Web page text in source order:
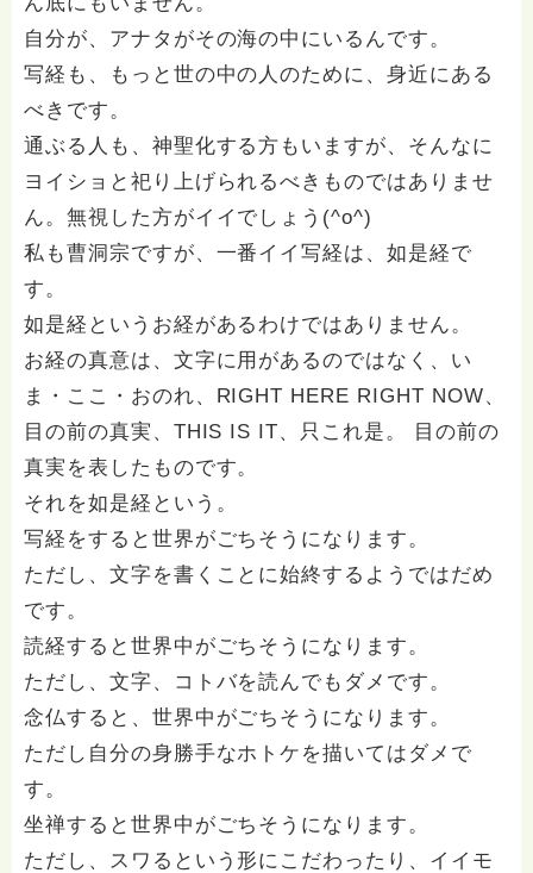
自分が、アナタがその海の中にいるんです。
写経も、もっと世の中の人のために、身近にある
べきです。
通ぶる人も、神聖化する方もいますが、そんなに
ヨイショと祀り上げられるべきものではありませ
ん。無視した方がイイでしょう(^o^)
私も曹洞宗ですが、一番イイ写経は、如是経で
す。
如是経というお経があるわけではありません。
お経の真意は、文字に用があるのではなく、い
ま・ここ・おのれ、RIGHT HERE RIGHT NOW、
目の前の真実、THIS IS IT、只これ是。 目の前の
真実を表したものです。
それを如是経という。
写経をすると世界がごちそうになります。
ただし、文字を書くことに始終するようではだめ
です。
読経すると世界中がごちそうになります。
ただし、文字、コトバを読んでもダメです。
念仏すると、世界中がごちそうになります。
ただし自分の身勝手なホトケを描いてはダメで
す。
坐禅すると世界中がごちそうになります。
ただし、スワるという形にこだわったり、イイモ